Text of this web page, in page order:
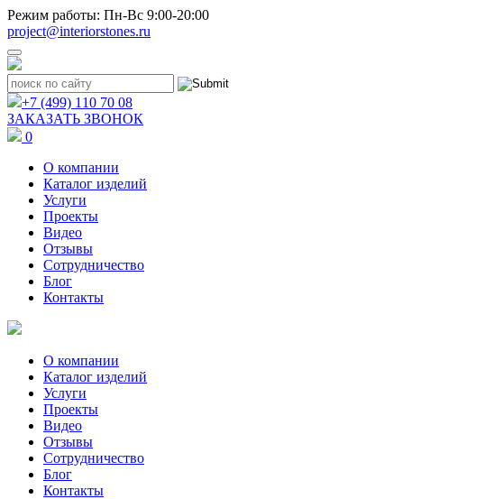
Режим работы: Пн-Вс 9:00-20:00
project@interiorstones.ru
+7 (499) 110 70 08
ЗАКАЗАТЬ ЗВОНОК
0
О компании
Каталог изделий
Услуги
Проекты
Видео
Отзывы
Сотрудничество
Блог
Контакты
О компании
Каталог изделий
Услуги
Проекты
Видео
Отзывы
Сотрудничество
Блог
Контакты